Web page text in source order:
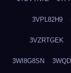
3VPL82H9
3VZRTGEK
3WI8G8SN